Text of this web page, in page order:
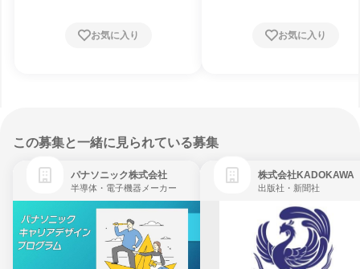
お気に入り お気に入り
この募集と一緒に見られている募集
パナソニック株式会社
半導体・電子機器メーカー
株式会社KADOKAWA
出版社・新聞社